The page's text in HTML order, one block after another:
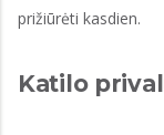
prižiūrėti kasdien.
Katilo